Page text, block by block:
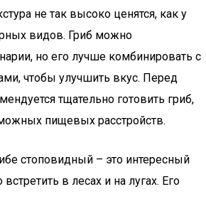
не так высоко ценятся, как у
видов. Гриб можно
но его лучше комбинировать с
чтобы улучшить вкус. Перед
тщательно готовить гриб,
пищевых расстройств.
стоповидный – это интересный
в лесах и на лугах. Его